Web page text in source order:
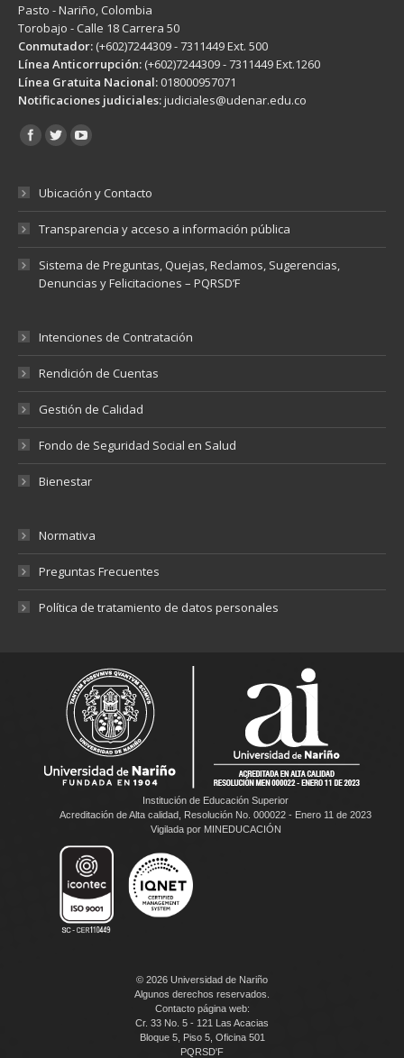
Pasto - Nariño, Colombia
Torobajo - Calle 18 Carrera 50
Conmutador: (+602)7244309 - 7311449 Ext. 500
Línea Anticorrupción: (+602)7244309 - 7311449 Ext.1260
Línea Gratuita Nacional: 018000957071
Notificaciones judiciales:judiciales@udenar.edu.co
Encuéntranos en:
Ubicación y Contacto
Transparencia y acceso a información pública
Sistema de Preguntas, Quejas, Reclamos, Sugerencias,
Denuncias y Felicitaciones – PQRSD’F
Intenciones de Contratación
Rendición de Cuentas
Gestión de Calidad
Fondo de Seguridad Social en Salud
Bienestar
Normativa
Preguntas Frecuentes
Política de tratamiento de datos personales
Institución de Educación Superior
Acreditación de Alta calidad, Resolución No. 000022 - Enero 11 de 2023
Vigilada por MINEDUCACIÓN
© 2026 Universidad de Nariño
Algunos derechos reservados.
Contacto página web:
Cr. 33 No. 5 - 121 Las Acacias
Bloque 5, Piso 5, Oficina 501
PQRSD'F